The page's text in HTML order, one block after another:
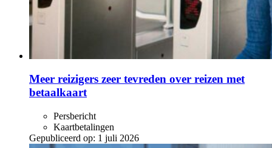
Meer reizigers zeer tevreden over reizen met
betaalkaart
Persbericht
Kaartbetalingen
Gepubliceerd op: 1 juli 2026